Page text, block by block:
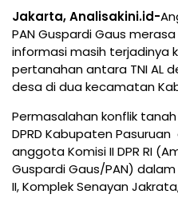
Jakarta, Analisakini.id-
PAN Guspardi Gaus
informasi masih terjadinya
pertanahan antara TNI AL
desa di dua kecamatan
Permasalahan konflik
DPRD Kabupaten
anggota Komisi II DPR RI
Guspardi Gaus/PAN)
II, Komplek Senayan